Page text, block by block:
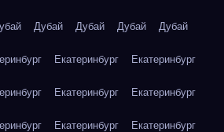
Дубай Дубай Дубай Дубай
Екатеринбург Екатеринбург
Екатеринбург Екатеринбург
Екатеринбург Екатеринбург